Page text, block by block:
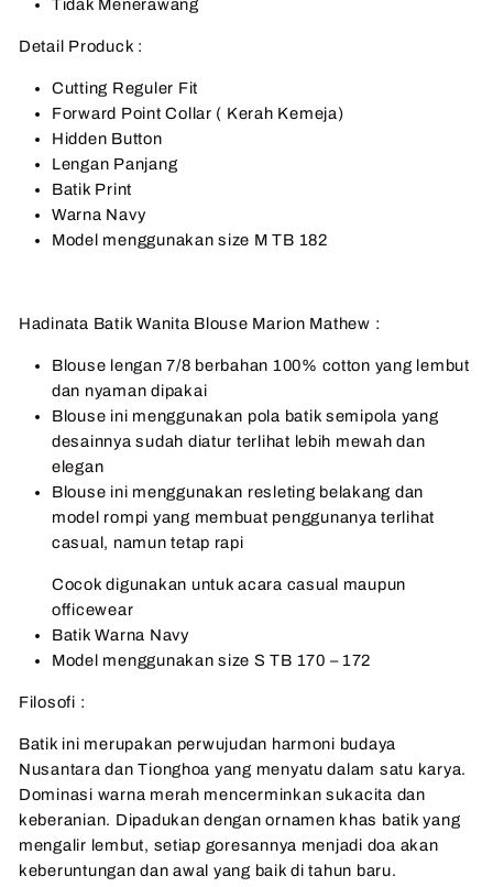
Tidak Menerawang
Detail Produck :
Cutting Reguler Fit
Forward Point Collar ( Kerah Kemeja)
Hidden Button
Lengan Panjang
Batik Print
Warna Navy
Model menggunakan size M TB 182
Hadinata Batik Wanita Blouse Marion Mathew :
Blouse lengan 7/8 berbahan 100% cotton yang lembut
dan nyaman dipakai
Blouse ini menggunakan pola batik semipola yang
desainnya sudah diatur terlihat lebih mewah dan
elegan
Blouse ini menggunakan resleting belakang dan
model rompi yang membuat penggunanya terlihat
casual, namun tetap rapi
Cocok digunakan untuk acara casual maupun
officewear
Batik Warna Navy
Model menggunakan size S TB 170 – 172
Filosofi :
Batik ini merupakan perwujudan harmoni budaya
Nusantara dan Tionghoa yang menyatu dalam satu karya.
Dominasi warna merah mencerminkan sukacita dan
keberanian. Dipadukan dengan ornamen khas batik yang
mengalir lembut, setiap goresannya menjadi doa akan
keberuntungan dan awal yang baik di tahun baru.